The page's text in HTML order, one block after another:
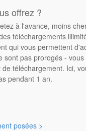
offrez ?
à l'avance, moins
téléchargements
qui vous permettent
pas prorogés -
téléchargement. Ici,
pendant 1 an.
posées >